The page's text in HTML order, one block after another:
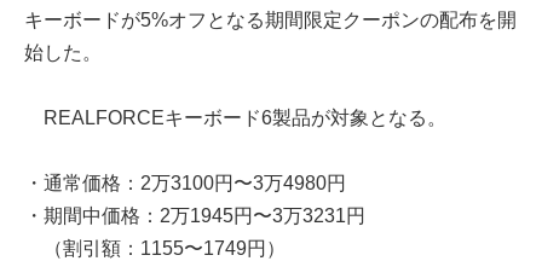
キーボードが5%オフとなる期間限定クーポンの配布を開
始した。
REALFORCEキーボード6製品が対象となる。
・通常価格：2万3100円〜3万4980円
・期間中価格：2万1945円〜3万3231円
（割引額：1155〜1749円）